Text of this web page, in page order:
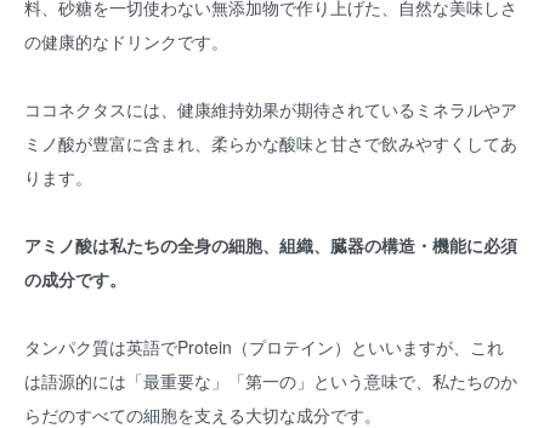
料、砂糖を一切使わない無添加物で作り上げた、自然な美味しさ
の健康的なドリンクです。
ココネクタスには、健康維持効果が期待されているミネラルやア
ミノ酸が豊富に含まれ、柔らかな酸味と甘さで飲みやすくしてあ
ります。
アミノ酸は私たちの全身の細胞、組織、臓器の構造・機能に必須
の成分です。
タンパク質は英語でProtein（プロテイン）といいますが、これ
は語源的には「最重要な」「第一の」という意味で、私たちのか
らだのすべての細胞を支える大切な成分です。